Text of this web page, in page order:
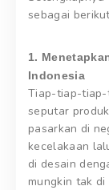
sebagai
1.
Indonesia
Tiap-tiap-tiap-
seputar
pasarkan di
kecelakaan
di desain
mungkin tak